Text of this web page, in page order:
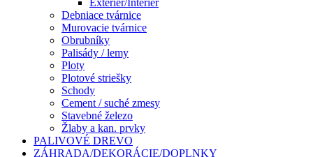
Exteriér/Interiér
Debniace tvárnice
Murovacie tvárnice
Obrubníky
Palisády / lemy
Ploty
Plotové striešky
Schody
Cement / suché zmesy
Stavebné železo
Žlaby a kan. prvky
PALIVOVÉ DREVO
ZÁHRADA/DEKORÁCIE/DOPLNKY